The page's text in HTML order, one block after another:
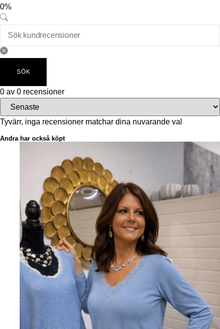
0%
SÖK
0 av 0 recensioner
Tyvärr, inga recensioner matchar dina nuvarande val
Andra har också köpt